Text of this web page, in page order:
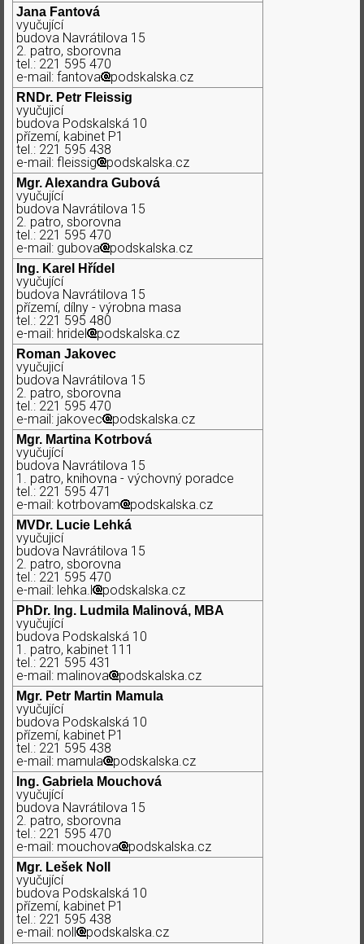
Jana Fantová
vyučující
budova Navrátilova 15
2. patro, sborovna
tel.: 221 595 470
e-mail: fantova
podskalska.cz
RNDr. Petr Fleissig
vyučujicí
budova Podskalská 10
přízemí, kabinet P1
tel.: 221 595 438
e-mail: fleissig
podskalska.cz
Mgr. Alexandra Gubová
vyučující
budova Navrátilova 15
2. patro, sborovna
tel.: 221 595 470
e-mail: gubova
podskalska.cz
Ing. Karel Hřídel
vyučující
budova Navrátilova 15
přízemí, dílny - výrobna masa
tel.: 221 595 480
e-mail: hridel
podskalska.cz
Roman Jakovec
vyučujicí
budova Navrátilova 15
2. patro, sborovna
tel.: 221 595 470
e-mail: jakovec
podskalska.cz
Mgr. Martina Kotrbová
vyučující
budova Navrátilova 15
1. patro, knihovna - výchovný poradce
tel.: 221 595 471
e-mail: kotrbovam
podskalska.cz
MVDr. Lucie Lehká
vyučujicí
budova Navrátilova 15
2. patro, sborovna
tel.: 221 595 470
e-mail: lehka.l
podskalska.cz
PhDr. Ing. Ludmila Malinová, MBA
vyučující
budova Podskalská 10
1. patro, kabinet 111
tel.: 221 595 431
e-mail: malinova
podskalska.cz
Mgr. Petr Martin Mamula
vyučující
budova Podskalská 10
přízemí, kabinet P1
tel.: 221 595 438
e-mail: mamula
podskalska.cz
Ing. Gabriela Mouchová
vyučující
budova Navrátilova 15
2. patro, sborovna
tel.: 221 595 470
e-mail: mouchova
podskalska.cz
Mgr. Lešek Noll
vyučující
budova Podskalská 10
přízemí, kabinet P1
tel.: 221 595 438
e-mail: noll
podskalska.cz